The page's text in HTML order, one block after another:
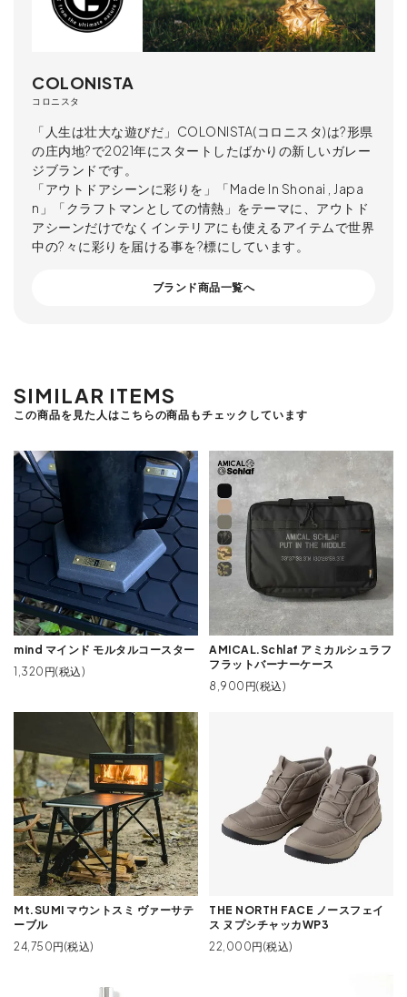
COLONISTA
コロニスタ
「人生は壮大な遊びだ」COLONISTA(コロニスタ)は?形県
の庄内地?で2021年にスタートしたばかりの新しいガレー
ジブランドです。
「アウトドアシーンに彩りを」「Made In Shonai , Japa
n」「クラフトマンとしての情熱」をテーマに、アウトド
アシーンだけでなくインテリアにも使えるアイテムで世界
中の?々に彩りを届ける事を?標にしています。
ブランド商品一覧へ
SIMILAR ITEMS
この商品を見た人はこちらの商品もチェックしています
mind マインド モルタルコースター
1,320円(税込)
AMICAL.Schlaf アミカルシュラフ
フラットバーナーケース
8,900円(税込)
Mt.SUMI マウントスミ ヴァーサテ
ーブル
24,750円(税込)
THE NORTH FACE ノースフェイ
ス ヌプシチャッカWP3
22,000円(税込)